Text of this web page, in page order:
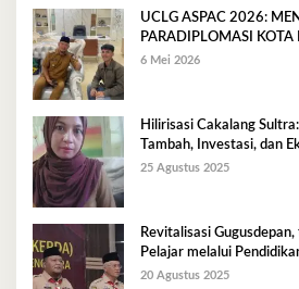
UCLG ASPAC 2026:
PARADIPLOMASI KOTA
6 Mei 2026
Hilirisasi Cakalang
Tambah, Investasi, dan
Berkelanjutan
25 Agustus 2025
Revitalisasi
Pelajar melalui
20 Agustus 2025